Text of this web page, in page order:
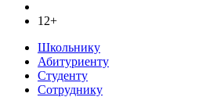
12+
Школьнику
Абитуриенту
Студенту
Сотруднику